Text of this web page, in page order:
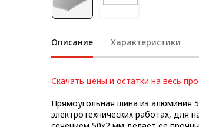
Радиаторный алюминиевый
профиль NEW!
Лист алюминиевый
Конструкции из профиля
Услуги дополнительной
обработки профиля
Описание Характеристики
Скачать цены и остатки на весь
Прямоугольная шина из алюминия
электротехнических работах, для